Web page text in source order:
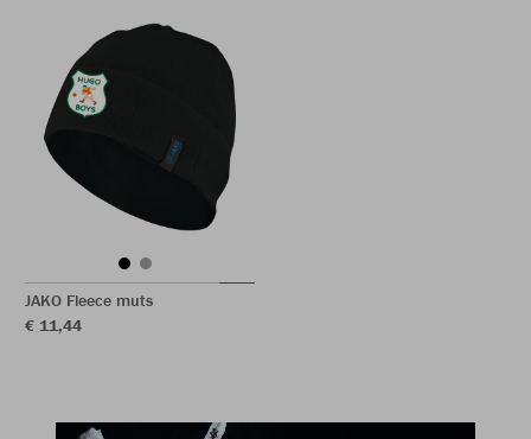
JAKO Fleece muts
€ 11,44